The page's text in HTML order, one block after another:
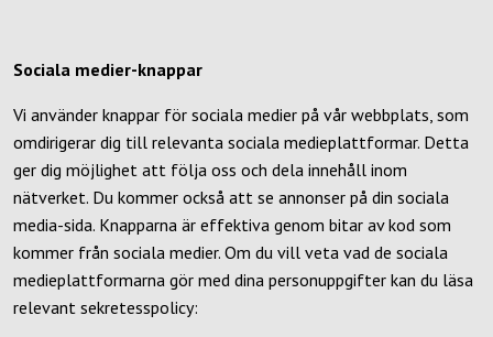
Sociala medier-knappar
Vi använder knappar för sociala medier på vår webbplats, som
omdirigerar dig till relevanta sociala medieplattformar. Detta
ger dig möjlighet att följa oss och dela innehåll inom
nätverket. Du kommer också att se annonser på din sociala
media-sida. Knapparna är effektiva genom bitar av kod som
kommer från sociala medier. Om du vill veta vad de sociala
medieplattformarna gör med dina personuppgifter kan du läsa
relevant sekretesspolicy: